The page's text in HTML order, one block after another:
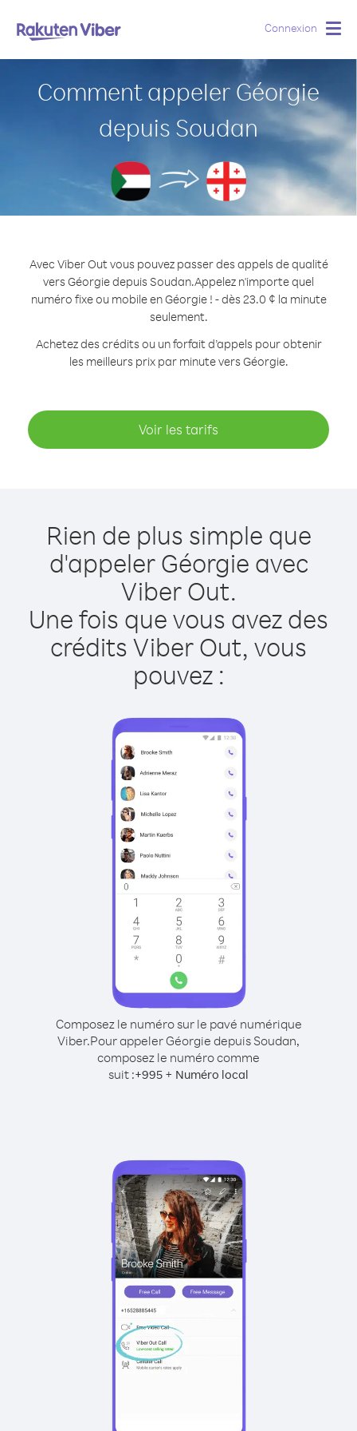
Connexion
Comment appeler Géorgie
depuis Soudan
Avec Viber Out vous pouvez passer des appels de qualité
vers Géorgie depuis Soudan.Appelez n'importe quel
numéro fixe ou mobile en Géorgie ! - dès 23.0 ¢ la minute
seulement.
Achetez des crédits ou un forfait d’appels pour obtenir
les meilleurs prix par minute vers Géorgie.
Voir les tarifs
Rien de plus simple que
d'appeler Géorgie avec
Viber Out.
Une fois que vous avez des
crédits Viber Out, vous
pouvez :
Composez le numéro sur le pavé numérique
Viber.Pour appeler Géorgie depuis Soudan,
composez le numéro comme
suit :+995 + Numéro local